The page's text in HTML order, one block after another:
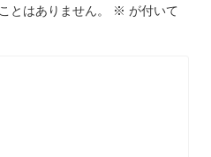
とはありません。 ※ が付いて